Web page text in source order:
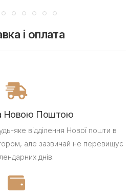
і оплата
Новою Поштою
яке відділення Нової пошти в
але зазвичай не перевищує
днів.